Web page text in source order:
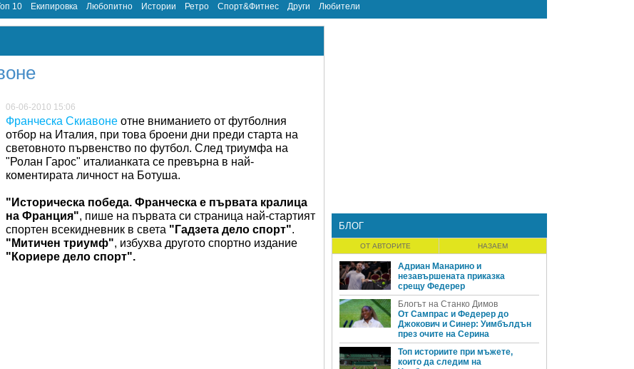
10 Екипировка Любопитно Истории Ретро Спорт&Фитнес Други Любители
06-06-2010 15:06
Франческа Скиавоне отне вниманието от футболния
отбор на Италия, при това броени дни преди старта на
световното първенство по футбол. След триумфа на
"Ролан Гарос" италианката се превърна в най-
коментирата личност на Ботуша.
"Историческа победа. Франческа е първата кралица
на Франция", пише на първата си страница най-стартият
спортен всекидневник в света "Гадзета дело спорт".
"Митичен триумф", избухва другото спортно издание
"Кориере дело спорт".
БЛОГ
ОТ АВТОРИТЕ НАЗАЕМ
Адриан Манарино и
незавършената приказка
срещу Федерер
Блогът на Станко Димов
От Сампрас и Федерер до
Джокович и Синер: Уимбълдън
през очите на Серина
Топ историите при мъжете,
които да следим на